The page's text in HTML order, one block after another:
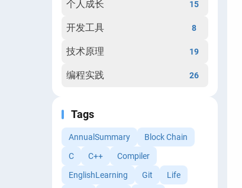
个人成长 15
开发工具 8
技术原理 19
编程实践 26
Tags
AnnualSummary
Block Chain
C
C++
Compiler
EnglishLearning
Git
Life